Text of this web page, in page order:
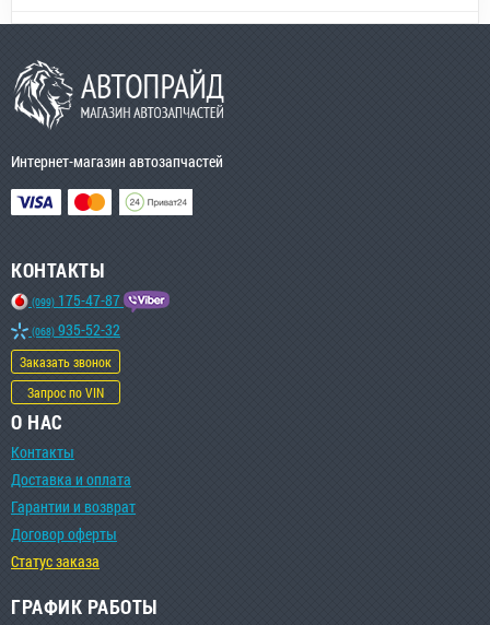
Интернет-магазин автозапчастей
КОНТАКТЫ
(099) 175-47-87
(068) 935-52-32
Заказать звонок
Запрос по VIN
О НАС
Контакты
Доставка и оплата
Гарантии и возврат
Договор оферты
Статус заказа
ГРАФИК РАБОТЫ